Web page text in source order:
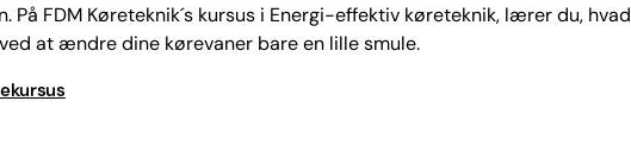
På FDM Køreteknik´s kursus i Energi-effektiv køreteknik, lærer du, hvad
at ændre dine kørevaner bare en lille smule.